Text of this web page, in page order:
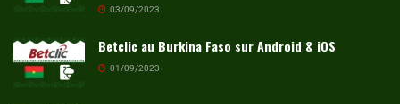
03/09/2023
Betclic au Burkina Faso sur Android & iOS
01/09/2023